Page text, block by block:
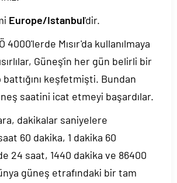
Europe/Istanbul'dir.
4000'lerde Mısır'da kullanılmaya
Güneş'in her gün belirli bir
keşfetmişti. Bundan
saatini icat etmeyi başardılar.
dakikalar saniyelere
60 dakika, 1 dakika 60
24 saat, 1440 dakika ve 86400
güneş etrafındaki bir tam